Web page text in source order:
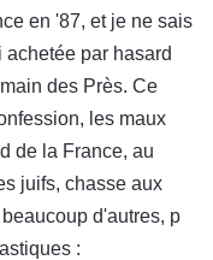
en '87, et je ne sais
par hasard
des Près. Ce
les maux
de la France, au
juifs, chasse aux
d'autres, p
: